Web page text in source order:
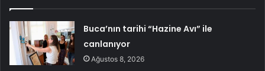
Buca’nın tarihi “Hazine Avı” ile
canlanıyor
Ağustos 8, 2026